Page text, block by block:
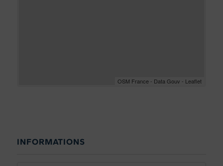
OSM France - Data Gouv - Leaflet
INFORMATIONS